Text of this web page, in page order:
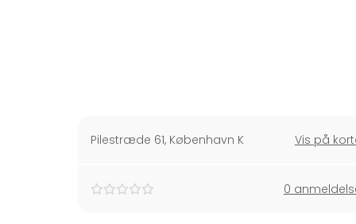
Pilestræde 61, København K Vis på
0